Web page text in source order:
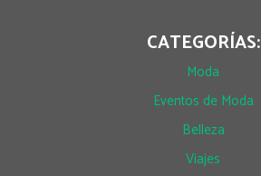
CATEGORÍAS:
Moda
Eventos de Moda
Belleza
Viajes